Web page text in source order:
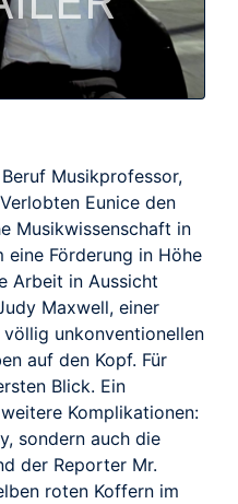
Musikprofessor,
Eunice den
Musikwissenschaft in
eine Förderung in Höhe
Arbeit in Aussicht
Maxwell, einer
unkonventionellen
auf den Kopf. Für
Blick. Ein
Komplikationen:
sondern auch die
der Reporter Mr.
roten Koffern im